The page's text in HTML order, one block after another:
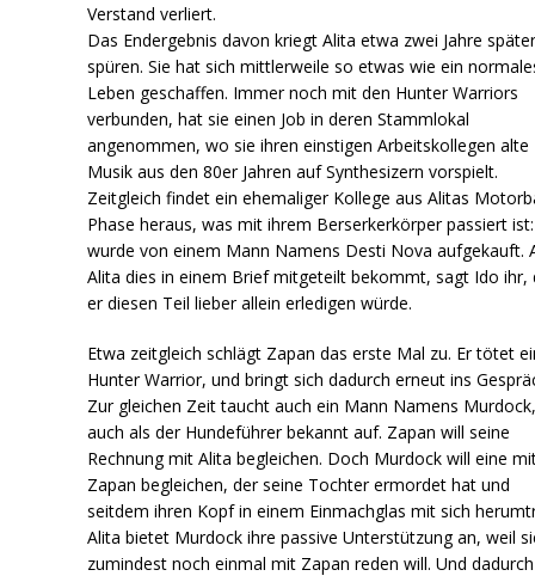
Verstand verliert.
Das Endergebnis davon kriegt Alita etwa zwei Jahre
spüren. Sie hat sich mittlerweile so etwas wie ein
Leben geschaffen. Immer noch mit den Hunter Warriors
verbunden, hat sie einen Job in deren Stammlokal
angenommen, wo sie ihren einstigen Arbeitskollegen alte
Musik aus den 80er Jahren auf Synthesizern vorspielt.
Zeitgleich findet ein ehemaliger Kollege aus Alitas
Phase heraus, was mit ihrem Berserkerkörper passiert
wurde von einem Mann Namens Desti Nova aufgekauft.
Alita dies in einem Brief mitgeteilt bekommt, sagt Ido ihr,
er diesen Teil lieber allein erledigen würde.
Etwa zeitgleich schlägt Zapan das erste Mal zu. Er tötet
Hunter Warrior, und bringt sich dadurch erneut ins
Zur gleichen Zeit taucht auch ein Mann Namens
auch als der Hundeführer bekannt auf. Zapan will seine
Rechnung mit Alita begleichen. Doch Murdock will eine
Zapan begleichen, der seine Tochter ermordet hat und
seitdem ihren Kopf in einem Einmachglas mit sich
Alita bietet Murdock ihre passive Unterstützung an, weil
zumindest noch einmal mit Zapan reden will. Und dadurch